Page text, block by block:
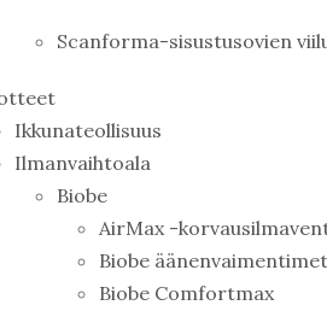
Scanforma-sisustusovien
Ikkunateollisuus
Ilmanvaihtoala
Biobe
AirMax -
Biobe äänenvaimentimet
Biobe Comfortmax